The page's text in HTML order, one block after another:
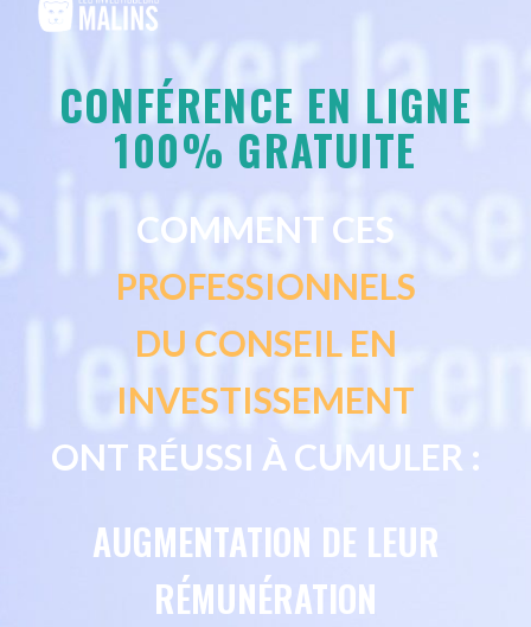
CONFÉRENCE EN LIGNE
100% GRATUITE
COMMENT CES
PROFESSIONNELS
DU CONSEIL EN
INVESTISSEMENT
ONT RÉUSSI À CUMULER :
AUGMENTATION DE LEUR
RÉMUNÉRATION